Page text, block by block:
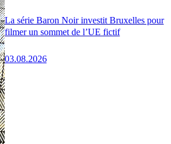
La série Baron Noir investit Bruxelles pour
filmer un sommet de l’UE fictif
03.08.2026